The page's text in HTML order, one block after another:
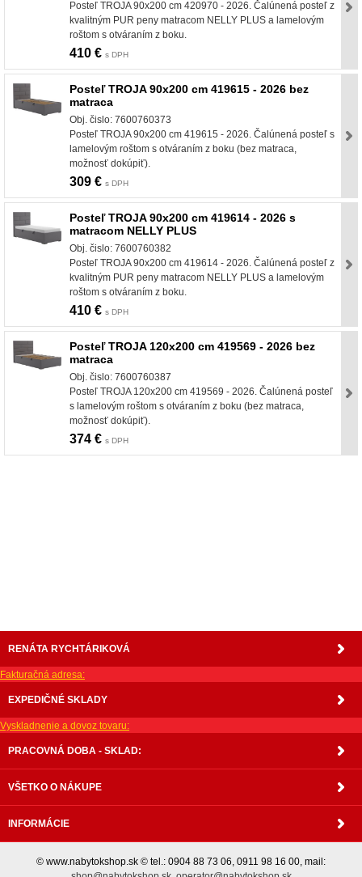
Posteľ TROJA 90x200 cm 420970 - 2026. Čalúnená posteľ z
kvalitným PUR peny matracom NELLY PLUS a lamelovým
roštom s otváraním z boku.
410 € s DPH
Posteľ TROJA 90x200 cm 419615 - 2026 bez
matraca
Obj. čislo: 7600760373
Posteľ TROJA 90x200 cm 419615 - 2026. Čalúnená posteľ s
lamelovým roštom s otváraním z boku (bez matraca,
možnosť dokúpiť).
309 € s DPH
Posteľ TROJA 90x200 cm 419614 - 2026 s
matracom NELLY PLUS
Obj. čislo: 7600760382
Posteľ TROJA 90x200 cm 419614 - 2026. Čalúnená posteľ z
kvalitným PUR peny matracom NELLY PLUS a lamelovým
roštom s otváraním z boku.
410 € s DPH
Posteľ TROJA 120x200 cm 419569 - 2026 bez
matraca
Obj. čislo: 7600760387
Posteľ TROJA 120x200 cm 419569 - 2026. Čalúnená posteľ
s lamelovým roštom s otváraním z boku (bez matraca,
možnosť dokúpiť).
374 € s DPH
RENÁTA RYCHTÁRIKOVÁ
Fakturačná adresa:
EXPEDIČNÉ SKLADY
Vyskladnenie a dovoz tovaru:
PRACOVNÁ DOBA - SKLAD:
VŠETKO O NÁKUPE
INFORMÁCIE
© www.nabytokshop.sk © tel.: 0904 88 73 06, 0911 98 16 00, mail: